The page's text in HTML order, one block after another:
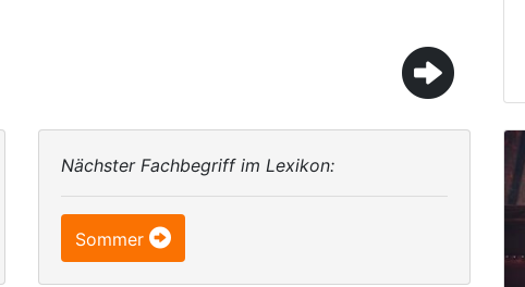
Nächster Fachbegriff im Lexikon:
Sommer